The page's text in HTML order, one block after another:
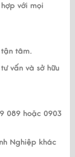
với mọi
tận tâm.
vấn và sở hữu
089 hoặc 0903
Nghiệp khác